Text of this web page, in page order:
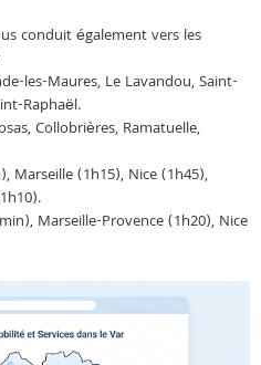
conduit également vers les
les-Maures, Le Lavandou, Saint-
Raphaël.
Collobrières, Ramatuelle,
Marseille (1h15), Nice (1h45),
Marseille-Provence (1h20), Nice